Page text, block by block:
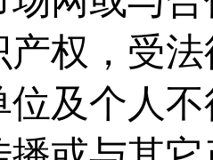
产权，受
位及个人